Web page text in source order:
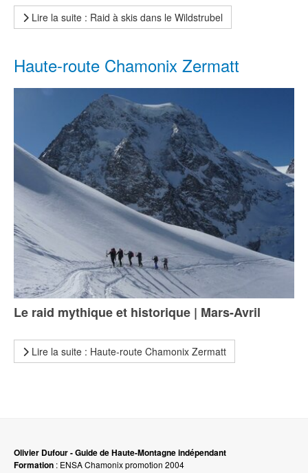
Lire la suite : Raid à skis dans le Wildstrubel
Haute-route Chamonix Zermatt
Le raid mythique et historique | Mars-Avril
Lire la suite : Haute-route Chamonix Zermatt
Olivier Dufour - Guide de Haute-Montagne indépendant
Formation : ENSA Chamonix promotion 2004